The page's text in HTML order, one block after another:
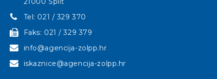
Tel: 021 / 329 370
Faks: 021 / 329 379
info@agencija-zolpp.hr
iskaznice@agencija-zolpp.hr